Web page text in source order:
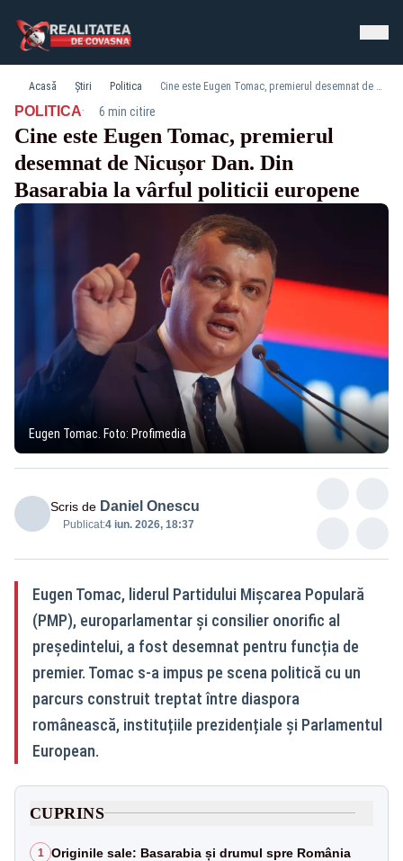
Acasă Știri Politica Cine este Eugen Tomac, premierul desemnat de Nicușor Dan. Din Basarabia la vârful politicii europene
POLITICA· 6 min citire
Cine este Eugen Tomac, premierul
desemnat de Nicușor Dan. Din
Basarabia la vârful politicii europene
Eugen Tomac. Foto: Profimedia
Scris de Daniel Onescu
Publicat:4 iun. 2026, 18:37
Eugen Tomac, liderul Partidului Mișcarea Populară
(PMP), europarlamentar și consilier onorific al
președintelui, a fost desemnat pentru funcția de
premier. Tomac s-a impus pe scena politică cu un
parcurs construit treptat între diaspora
românească, instituțiile prezidențiale și Parlamentul
European.
CUPRINS
1 Originile sale: Basarabia și drumul spre România